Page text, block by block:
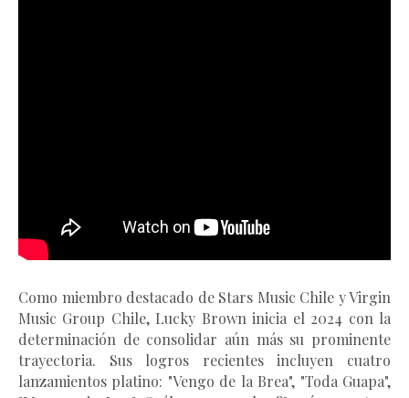
Como miembro destacado de Stars Music Chile y Virgin
Music Group Chile, Lucky Brown inicia el 2024 con la
determinación de consolidar aún más su prominente
trayectoria. Sus logros recientes incluyen cuatro
lanzamientos platino: "Vengo de la Brea", "Toda Guapa",